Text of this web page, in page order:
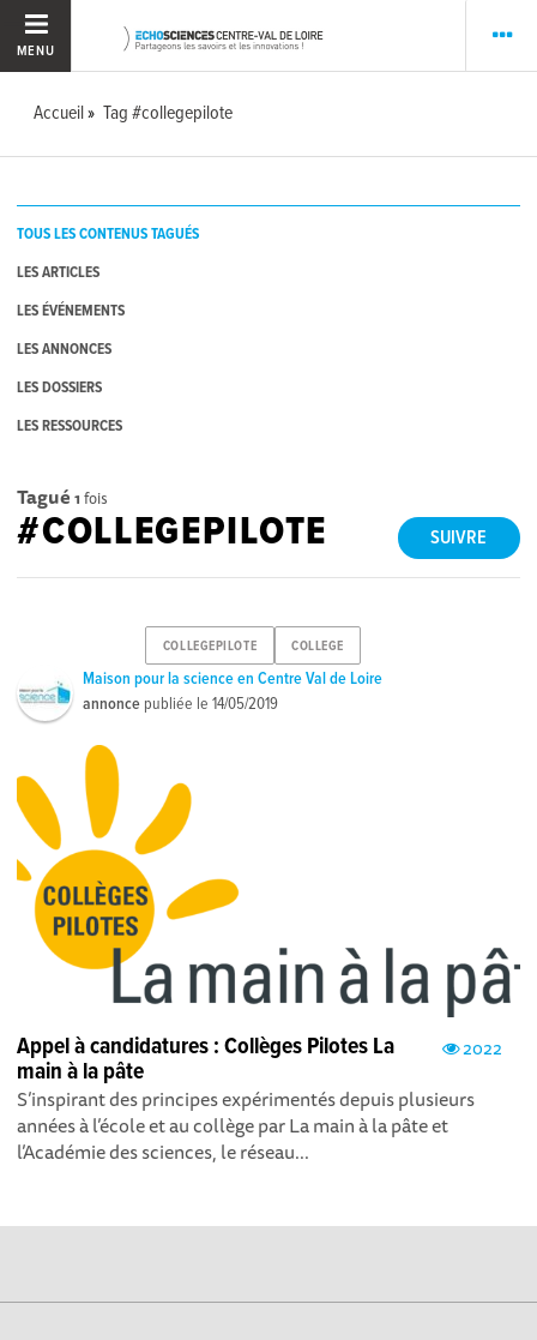
MENU
Accueil Tag #collegepilote
TOUS LES CONTENUS TAGUÉS
LES ARTICLES
LES ÉVÉNEMENTS
LES ANNONCES
LES DOSSIERS
LES RESSOURCES
Tagué 1 fois
SUIVRE
#COLLEGEPILOTE
COLLEGEPILOTE COLLEGE
Maison pour la science en Centre Val de Loire
annonce publiée le14/05/2019
2022
Appel à candidatures : Collèges Pilotes La
main à la pâte
S’inspirant des principes expérimentés depuis plusieurs
années à l’école et au collège par La main à la pâte et
l’Académie des sciences, le réseau...